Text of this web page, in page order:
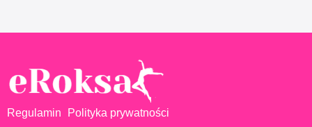
Regulamin Polityka prywatności